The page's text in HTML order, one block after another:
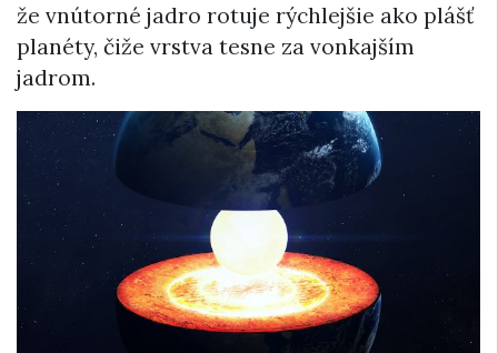
že vnútorné jadro rotuje rýchlejšie ako plášť
planéty, čiže vrstva tesne za vonkajším
jadrom.